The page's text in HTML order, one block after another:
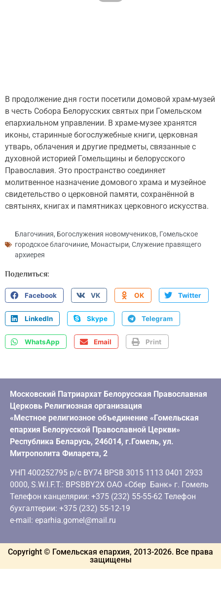
В продолжение дня гости посетили домовой храм-музей
в честь Собора Белорусских святых при Гомельском
епархиальном управлении. В храме-музее хранятся
иконы, старинные богослужебные книги, церковная
утварь, облачения и другие предметы, связанные с
духовной историей Гомельщины и белорусского
Православия. Это пространство соединяет
молитвенное назначение домового храма и музейное
свидетельство о церковной памяти, сохранённой в
святынях, книгах и памятниках церковного искусства.
Благочиния, Богослужения новомучеников, Гомельское
городское благочиние, Монастыри, Служение правящего
архиерея
Поделиться:
Facebook VK OK Twitter
LinkedIn Skype Telegram
WhatsApp Email Print
Московский Патриархат Белорусская Православная
Церковь Религиозная организация
«Местное религиозное объединение «Гомельская
епархия Белорусской Православной Церкви»
Республика Беларусь, 246014, г.Гомель, ул.
Митрополита Филарета, 2
УНП 400252795 р/с BY74 BPSB 3015 1113 0401 2933
0000, S.W.I.F.T.: BPSBBY2X ОАО «Сбер Банк» г. Гомель
Телефон канцелярии: +375 (232) 55-55-62 Телефон
бухгалтерии: +375 (232) 55-12-19
e-mail: eparhia.gomel@mail.ru
Copyright © Гомельская епархия, 2013-2026. Все права
защищены